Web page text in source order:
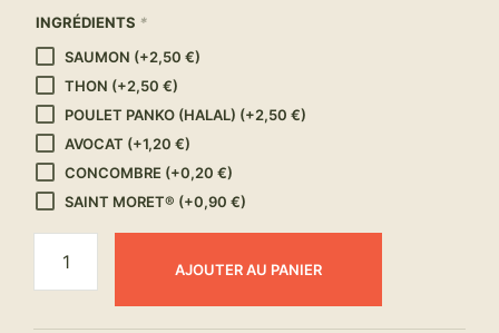
INGRÉDIENTS *
SAUMON (+2,50 €)
THON (+2,50 €)
POULET PANKO (HALAL) (+2,50 €)
AVOCAT (+1,20 €)
CONCOMBRE (+0,20 €)
SAINT MORET® (+0,90 €)
AJOUTER AU PANIER